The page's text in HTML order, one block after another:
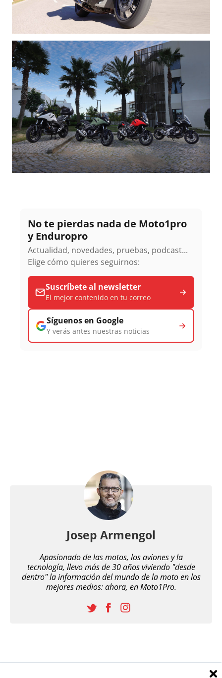
No te pierdas nada de Moto1pro
y Enduropro
Actualidad, novedades, pruebas, podcast...
Elige cómo quieres seguirnos:
Suscríbete al newsletter
El mejor contenido en tu correo
Síguenos en Google
Y verás antes nuestras noticias
Josep Armengol
Apasionado de las motos, los aviones y la
tecnología, llevo más de 30 años viviendo "desde
dentro" la información del mundo de la moto en los
mejores medios: ahora, en Moto1Pro.